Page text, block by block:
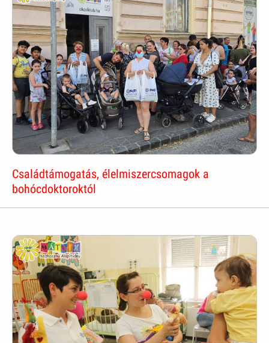
Családtámogatás, élelmiszercsomagok a
bohócdoktoroktól